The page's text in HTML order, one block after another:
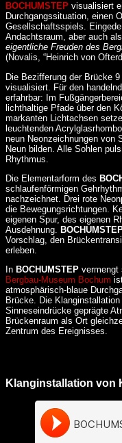
BOCHUMSTEP visualisiert
Durchgangssituation, einen
Gesellschaftsspiels.
Andachtsraum, aber auch als
eigentliche Freuden des
(Novalis, “Heinrich von
Die Bezifferung der Brücke
visualisiert. Für den
erfahrbar: Im
lichthaltige Pfade über den
markanten Lichtachsen
leuchtenden
neun Neonzeichnungen von
Neun bilden. Alle Sohlen
Rhythmus.
Die Elementarform des
schlaufenförmigen
nachzeichnet. Drei rote
die Bewegungsrichtungen.
eigenen Spur, des eigenen
Ausdehnung.
Vorschlag, den
erleben.
In BOCHUMSTEP vermengt
Bergbau-Museum Bochum
atmosphärisch-blaue
Brücke. Die
Sinneseindrücke geprägte
Brückenraum als Ort
Zentrum des Ereignisses.
Klanginstallation von